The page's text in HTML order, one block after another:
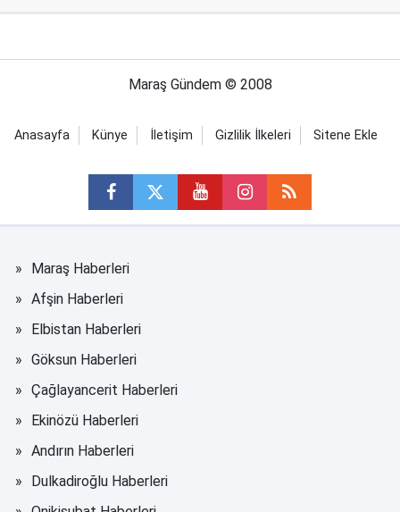
Maraş Gündem © 2008
Anasayfa Künye İletişim Gizlilik İlkeleri Sitene Ekle
Maraş Haberleri
Afşin Haberleri
Elbistan Haberleri
Göksun Haberleri
Çağlayancerit Haberleri
Ekinözü Haberleri
Andırın Haberleri
Dulkadiroğlu Haberleri